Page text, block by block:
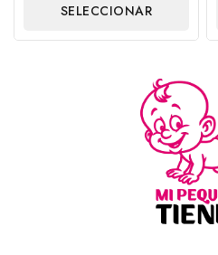
SELECCIONAR
OPCIONES